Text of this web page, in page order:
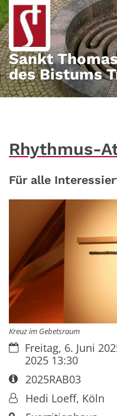
Zum Inhalt springen
Sankt
des Bistums
Rhythmus-
Für alle
Kreuz im Gebetsraum
Datum:
Freitag, 6. Juni
2025 13:30
Art bzw. Nummer:
2025RAB03
Von:Hedi Loeff, Köln